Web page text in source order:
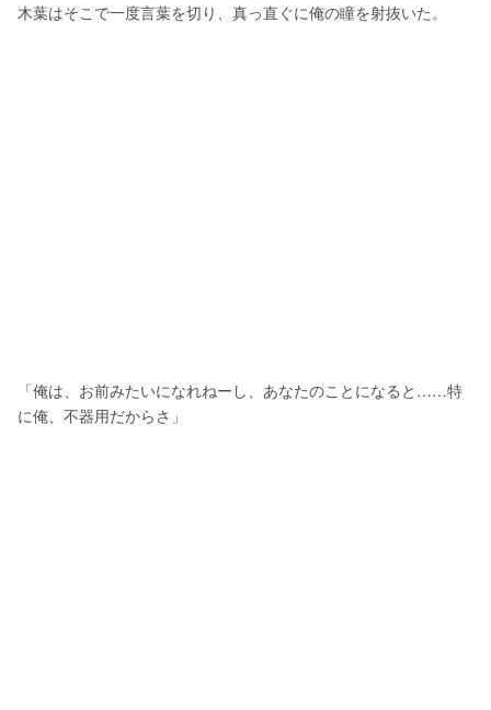
木葉はそこで一度言葉を切り、真っ直ぐに俺の瞳を射抜いた。
「俺は、お前みたいになれねーし、あなたのことになると……特
に俺、不器用だからさ」